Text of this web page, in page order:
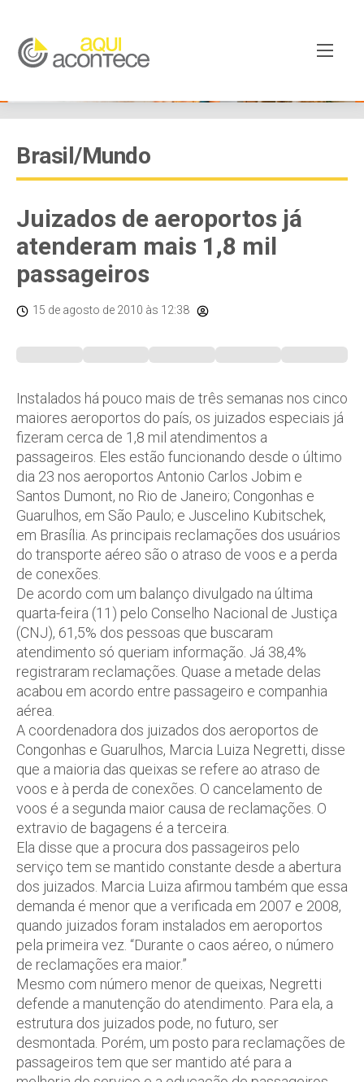
Brasil/Mundo
Juizados de aeroportos já
atenderam mais 1,8 mil
passageiros
15 de agosto de 2010 às 12:38
Instalados há pouco mais de três semanas nos cinco
maiores aeroportos do país, os juizados especiais já
fizeram cerca de 1,8 mil atendimentos a
passageiros. Eles estão funcionando desde o último
dia 23 nos aeroportos Antonio Carlos Jobim e
Santos Dumont, no Rio de Janeiro; Congonhas e
Guarulhos, em São Paulo; e Juscelino Kubitschek,
em Brasília. As principais reclamações dos usuários
do transporte aéreo são o atraso de voos e a perda
de conexões.
De acordo com um balanço divulgado na última
quarta-feira (11) pelo Conselho Nacional de Justiça
(CNJ), 61,5% dos pessoas que buscaram
atendimento só queriam informação. Já 38,4%
registraram reclamações. Quase a metade delas
acabou em acordo entre passageiro e companhia
aérea.
A coordenadora dos juizados dos aeroportos de
Congonhas e Guarulhos, Marcia Luiza Negretti, disse
que a maioria das queixas se refere ao atraso de
voos e à perda de conexões. O cancelamento de
voos é a segunda maior causa de reclamações. O
extravio de bagagens é a terceira.
Ela disse que a procura dos passageiros pelo
serviço tem se mantido constante desde a abertura
dos juizados. Marcia Luiza afirmou também que essa
demanda é menor que a verificada em 2007 e 2008,
quando juizados foram instalados em aeroportos
pela primeira vez. “Durante o caos aéreo, o número
de reclamações era maior.”
Mesmo com número menor de queixas, Negretti
defende a manutenção do atendimento. Para ela, a
estrutura dos juizados pode, no futuro, ser
desmontada. Porém, um posto para reclamações de
passageiros tem que ser mantido até para a